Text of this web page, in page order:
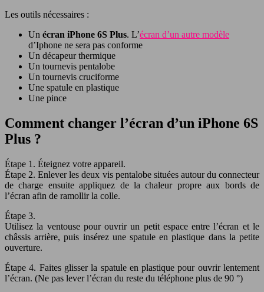
Les outils nécessaires :
Un écran iPhone 6S Plus. L’écran d’un autre modèle
d’Iphone ne sera pas conforme
Un décapeur thermique
Un tournevis pentalobe
Un tournevis cruciforme
Une spatule en plastique
Une pince
Comment changer l’écran d’un iPhone 6S
Plus ?
Étape 1. Éteignez votre appareil.
Étape 2. Enlever les deux vis pentalobe situées autour du connecteur
de charge ensuite appliquez de la chaleur propre aux bords de
l’écran afin de ramollir la colle.
Étape 3.
Utilisez la ventouse pour ouvrir un petit espace entre l’écran et le
châssis arrière, puis insérez une spatule en plastique dans la petite
ouverture.
Étape 4. Faites glisser la spatule en plastique pour ouvrir lentement
l’écran. (Ne pas lever l’écran du reste du téléphone plus de 90 °)